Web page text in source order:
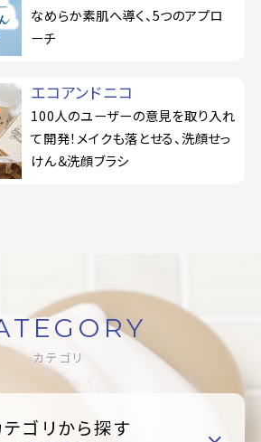
なめらか素肌へ導く、5つのアプロ
ーチ
エコアンドニコ
100人のユーザーの意見を取り入れ
て開発！メイクも落とせる、洗顔せっ
けん＆洗顔ブラシ
カテゴリ
テゴリから探す